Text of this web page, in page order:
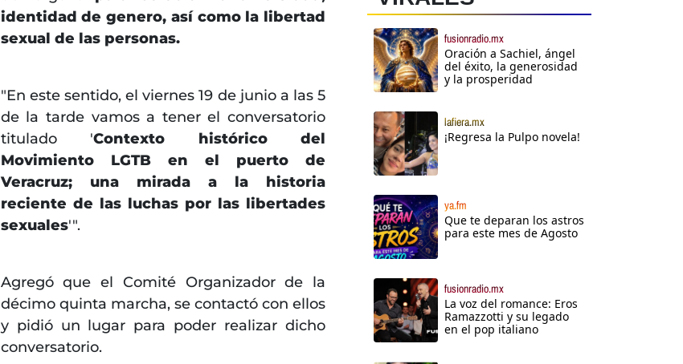
identidad de genero, así como la libertad
sexual de las personas.
"En este sentido, el viernes 19 de junio a las 5
de la tarde vamos a tener el conversatorio
titulado 'Contexto histórico del
Movimiento LGTB en el puerto de
Veracruz; una mirada a la historia
reciente de las luchas por las libertades
sexuales'".
Agregó que el Comité Organizador de la
décimo quinta marcha, se contactó con ellos
y pidió un lugar para poder realizar dicho
conversatorio.
fusionradio.mx
Oración a Sachiel, ángel
del éxito, la generosidad
y la prosperidad
lafiera.mx
¡Regresa la Pulpo novela!
ya.fm
Que te deparan los astros
para este mes de Agosto
fusionradio.mx
La voz del romance: Eros
Ramazzotti y su legado
en el pop italiano